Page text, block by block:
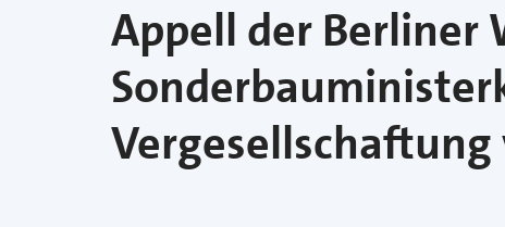
Appell der Berliner